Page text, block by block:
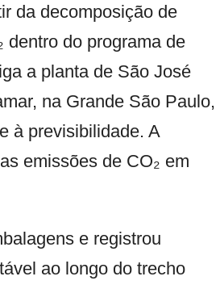
da decomposição de
dentro do programa de
a planta de São José
na Grande São Paulo,
à previsibilidade. A
emissões de CO₂ em
e registrou
ao longo do trecho